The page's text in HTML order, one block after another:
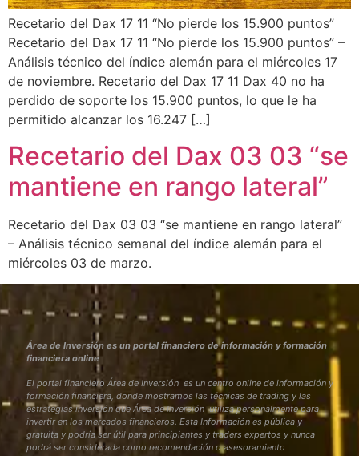
Recetario del Dax 17 11 “No pierde los 15.900 puntos”
Recetario del Dax 17 11 “No pierde los 15.900 puntos” –
Análisis técnico del índice alemán para el miércoles 17
de noviembre. Recetario del Dax 17 11 Dax 40 no ha
perdido de soporte los 15.900 puntos, lo que le ha
permitido alcanzar los 16.247 […]
Recetario del Dax 03 03 “se
mantiene en rango lateral”
Recetario del Dax 03 03 “se mantiene en rango lateral”
– Análisis técnico semanal del índice alemán para el
miércoles 03 de marzo.
Área de Inversión es un portal financiero de información y formación
financiera online
El portal financiero Área de Inversión es un centro online de información y
formación financiera, donde mostramos las técnicas de trading y las
estrategias inversión que Área de Inversión utiliza personalmente para
invertir en los mercados financieros. Esta Información es pública y
gratuita y podría ser útil para principiantes y traders expertos y nunca
podrá ser considerada como recomendación o asesoramiento